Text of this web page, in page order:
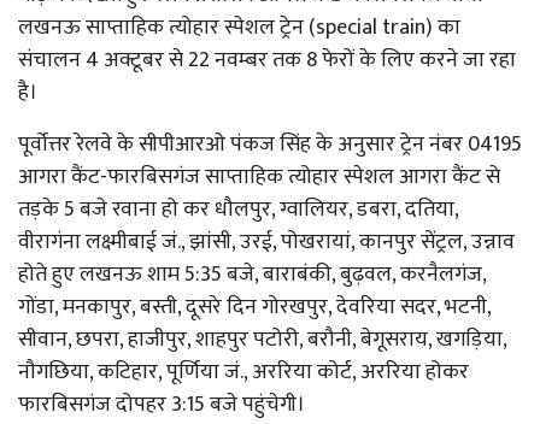
लखनऊ साप्ताहिक त्योहार स्पेशल ट्रेन (special train) का
संचालन 4 अक्टूबर से 22 नवम्बर तक 8 फेरों के लिए करने जा रहा
है।
पूर्वोत्तर रेलवे के सीपीआरओ पंकज सिंह के अनुसार ट्रेन नंबर 04195
आगरा कैंट-फारबिसगंज साप्ताहिक त्योहार स्पेशल आगरा कैंट से
तड़के 5 बजे रवाना हो कर धौलपुर, ग्वालियर, डबरा, दतिया,
वीरागंना लक्ष्मीबाई जं., झांसी, उरई, पोखरायां, कानपुर सेंट्रल, उन्नाव
होते हुए लखनऊ शाम 5:35 बजे, बाराबंकी, बुढ़वल, करनैलगंज,
गोंडा, मनकापुर, बस्ती, दूसरे दिन गोरखपुर, देवरिया सदर, भटनी,
सीवान, छपरा, हाजीपुर, शाहपुर पटोरी, बरौनी, बेगूसराय, खगड़िया,
नौगछिया, कटिहार, पूर्णिया जं., अररिया कोर्ट, अररिया होकर
फारबिसगंज दोपहर 3:15 बजे पहुंचेगी।